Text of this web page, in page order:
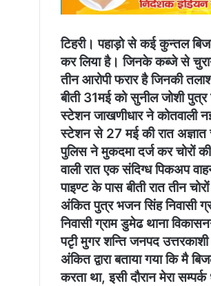
टिहरी। पहाड़ो से कई कुन्तल
कर लिया है। जिनके कब्जे से
तीन आरोपी फरार है जिनकी
बीती 31मई को सुनील जोशी
स्टेशन जाखणीधार ने कोतवाली
स्टेशन से 27 मई की रात अज्ञात
पुलिस ने मुकदमा दर्ज कर चोरों
वाली रात एक संदिग्ध पिकअप
पाइण्ट के पास बीती रात तीन
अंकित पुत्र भजन सिंह निवासी
निवासी ग्राम डुमेढ थाना
पटृी मुगर शन्ति जनपद
अंकित द्वारा बताया गया कि मै
करता था, इसी दौरान मेरा